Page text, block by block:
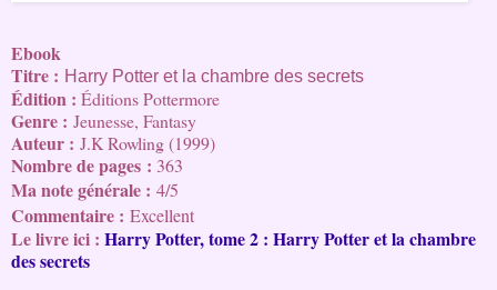
Ebook
Titre : Harry Potter et la chambre des secrets
Édition : Éditions Pottermore
Genre : Jeunesse, Fantasy
Auteur : J.K Rowling (1999)
Nombre de pages : 363
Ma note générale : 4/5
Commentaire : Excellent
Le livre ici : Harry Potter, tome 2 : Harry Potter et la chambre
des secrets